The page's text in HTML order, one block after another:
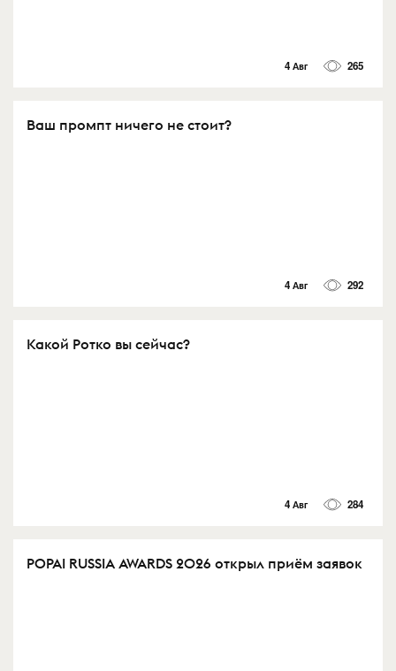
4 Авг 265
Ваш промпт ничего не стоит?
4 Авг 292
Какой Ротко вы сейчас?
4 Авг 284
POPAI RUSSIA AWARDS 2026 открыл приём заявок